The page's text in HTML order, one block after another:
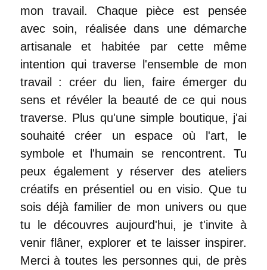
mon travail. Chaque pièce est pensée
avec soin, réalisée dans une démarche
artisanale et habitée par cette même
intention qui traverse l'ensemble de mon
travail : créer du lien, faire émerger du
sens et révéler la beauté de ce qui nous
traverse. Plus qu'une simple boutique, j'ai
souhaité créer un espace où l'art, le
symbole et l'humain se rencontrent. Tu
peux également y réserver des ateliers
créatifs en présentiel ou en visio. Que tu
sois déjà familier de mon univers ou que
tu le découvres aujourd'hui, je t'invite à
venir flâner, explorer et te laisser inspirer.
Merci à toutes les personnes qui, de près